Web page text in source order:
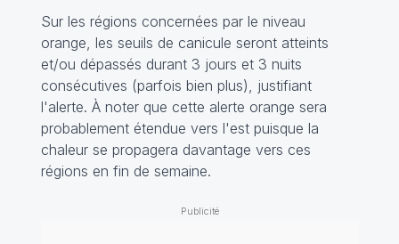
Sur les régions concernées par le niveau
orange, les seuils de canicule seront atteints
et/ou dépassés durant 3 jours et 3 nuits
consécutives (parfois bien plus), justifiant
l'alerte. À noter que cette alerte orange sera
probablement étendue vers l'est puisque la
chaleur se propagera davantage vers ces
régions en fin de semaine.